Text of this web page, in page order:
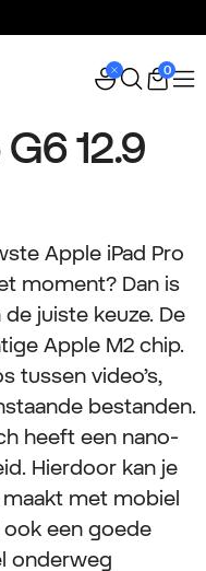
0
12.9
Apple iPad Pro
moment? Dan is
juiste keuze. De
Apple M2 chip.
tussen video’s,
bestanden.
heeft een nano-
Hierdoor kan je
met mobiel
ook een goede
onderweg